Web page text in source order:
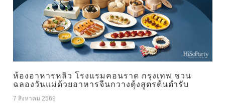
ห้องอาหารหลิว โรงแรมคอนราด กรุงเทพ ชวน
ฉลองวันแม่ด้วยอาหารจีนกวางตุ้งสูตรต้นตำรับ
7 สิงหาคม 2569